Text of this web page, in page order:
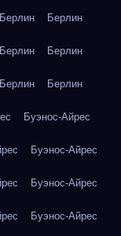
Берлин Берлин
Берлин Берлин
Берлин Берлин
Буэнос-Айрес
Буэнос-Айрес
Буэнос-Айрес
Буэнос-Айрес